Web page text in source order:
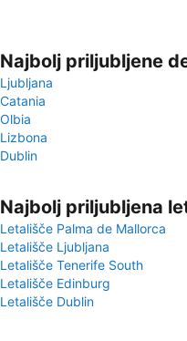
Najbolj priljubljene
Ljubljana
Catania
Olbia
Lizbona
Dublin
Najbolj priljubljena
Letališče Palma de Mallorca
Letališče Ljubljana
Letališče Tenerife South
Letališče Edinburg
Letališče Dublin